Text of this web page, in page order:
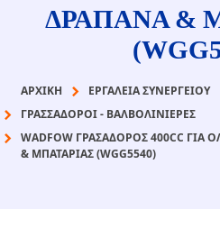
ΔΡΑΠΑΝΑ &
ΑΡΧΙΚΉ
ΕΡΓΑΛΕΙΑ ΣΥΝΕΡΓΕΙΟΥ
ΓΡΑΣΣΑΔΟΡΟΙ - ΒΑΛΒΟΛΙΝΙΕΡΕΣ
WADFOW ΓΡΑΣΑΔΟΡΟΣ 400CC ΓΙΑ
& ΜΠΑΤΑΡΙΑΣ (WGG5540)